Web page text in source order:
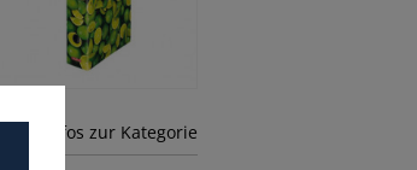
mehr Infos zur Kategorie